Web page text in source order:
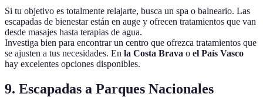
Si tu objetivo es totalmente relajarte, busca un spa o balneario. Las
escapadas de bienestar están en auge y ofrecen tratamientos que van
desde masajes hasta terapias de agua.
Investiga bien para encontrar un centro que ofrezca tratamientos que
se ajusten a tus necesidades. En la Costa Brava o el País Vasco
hay excelentes opciones disponibles.
9. Escapadas a Parques Nacionales